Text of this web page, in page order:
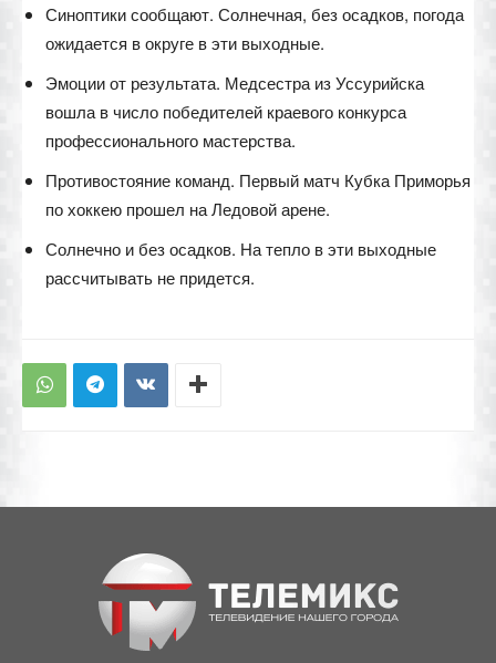
Синоптики сообщают. Солнечная, без осадков, погода
ожидается в округе в эти выходные.
Эмоции от результата. Медсестра из Уссурийска
вошла в число победителей краевого конкурса
профессионального мастерства.
Противостояние команд. Первый матч Кубка Приморья
по хоккею прошел на Ледовой арене.
Солнечно и без осадков. На тепло в эти выходные
рассчитывать не придется.